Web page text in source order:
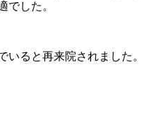
でした。
いると再来院されました。